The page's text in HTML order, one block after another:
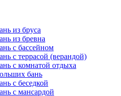
из бруса
из бревна
с бассейном
с террасой (верандой)
с комнатой отдыха
бань
с беседкой
с мансардой